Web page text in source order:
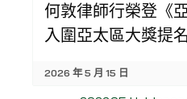
何敦律師行榮登《
入圍亞太區大獎提名
2026 年 5 月 15 日